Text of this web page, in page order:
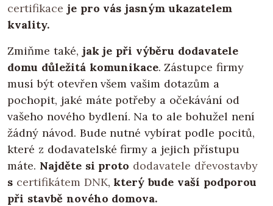
certifikace je pro vás jasným ukazatelem
kvality.
Zmiňme také, jak je při výběru dodavatele
domu důležitá komunikace. Zástupce firmy
musí být otevřen všem vašim dotazům a
pochopit, jaké máte potřeby a očekávání od
vašeho nového bydlení. Na to ale bohužel není
žádný návod. Bude nutné vybírat podle pocitů,
které z dodavatelské firmy a jejich přístupu
máte. Najděte si proto dodavatele dřevostavby
s certifikátem DNK, který bude vaší podporou
při stavbě nového domova.